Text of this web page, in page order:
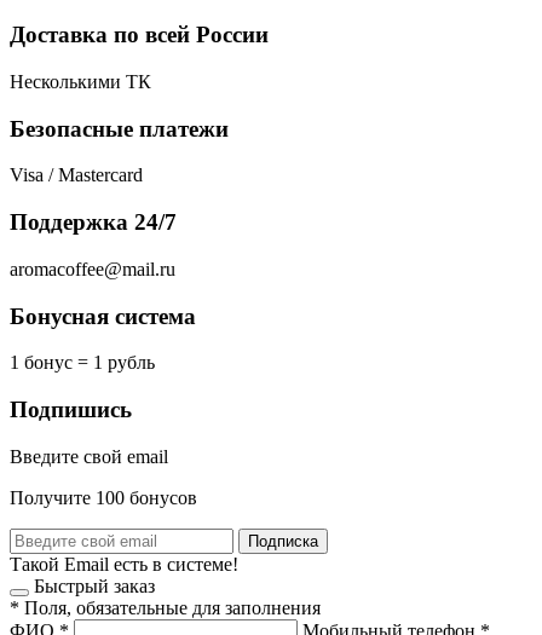
Доставка по всей России
Несколькими ТК
Безопасные платежи
Visa / Mastercard
Поддержка 24/7
aromacoffee@mail.ru
Бонусная система
1 бонус = 1 рубль
Подпишись
Введите свой email
Получите 100 бонусов
Подписка
Такой Email есть в системе!
Быстрый заказ
* Поля, обязательные для заполнения
ФИО * Мобильный телефон *